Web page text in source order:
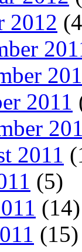
2012
2011
2011
(5)
(14)
(15)